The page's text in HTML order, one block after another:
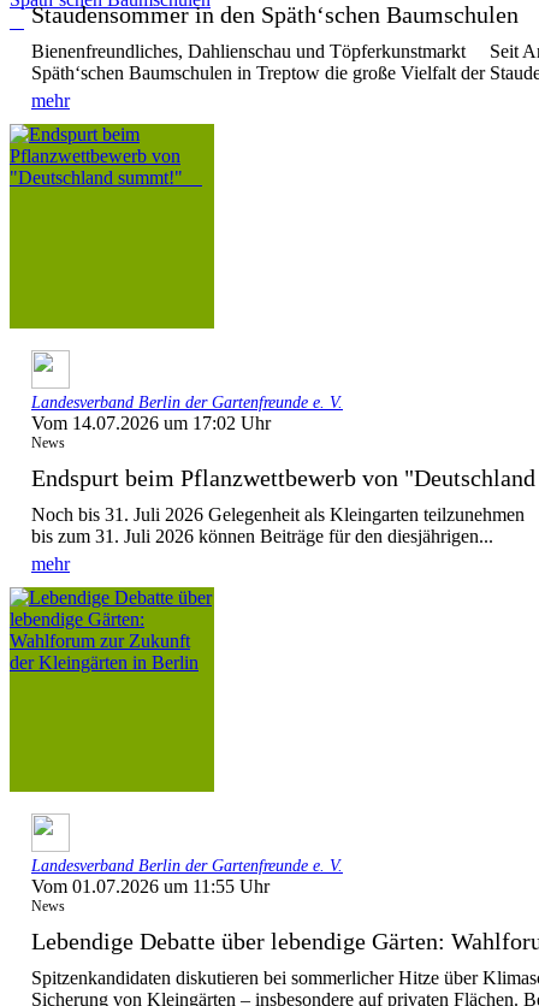
Staudensommer in den Späth‘schen
Bienenfreundliches, Dahlienschau und Töpferkunstmarkt Seit
Späth‘schen Baumschulen in Treptow die große Vielfalt der
mehr
Landesverband Berlin der Gartenfreunde e. V.
Vom 14.07.2026 um 17:02 Uhr
News
Endspurt beim Pflanzwettbewerb von
Noch bis 31. Juli 2026 Gelegenheit als Kleingarten
bis zum 31. Juli 2026 können Beiträge für den diesjährigen...
mehr
Landesverband Berlin der Gartenfreunde e. V.
Vom 01.07.2026 um 11:55 Uhr
News
Lebendige Debatte über lebendige Gärten:
Spitzenkandidaten diskutieren bei sommerlicher Hitze über
Sicherung von Kleingärten – insbesondere auf privaten Flächen.